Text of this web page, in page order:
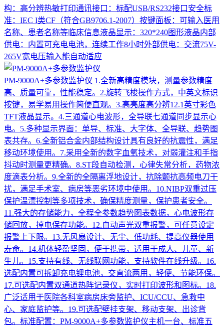
构：高分辨热敏打印通讯接口：标配USB/RS232接口安全标
准：IEC I类CF（符合GB9706.1-2007）按键面板：可输入医用
名称、患者名称等临床信息液晶显示：320*240图形液晶内部
供电：内置可充电电池，连续工作8小时外部供电：交流75V-
265V宽电压输入能自动适应
PM-9000A+多参数监护仪 1.全新高精度模块，测量参数精度
高、质量可靠，性能稳定。2.旋转飞梭操作方式，中英文标识
按键，易学易用操作简便直观。3.高亮度高分辨12.1英寸彩色
TFT液晶显示。4.三通道心电波形，全导联七通道同步显示心
电。5.多种显示界面：单导、标准、大字体、全导联、趋势图
表共存。6.全新铝合金内部结构设计具有良好的抗震性，满足
移动环境使用。7.采用全新的数字血氧技术，对弱灌注和手指
抖动时测量更精确。8.ST段自动检测，心律失常分析，药物浓
度滴表分析。9.全新的全隔离浮地设计，抗除颤抗高频电刀干
扰，满足手术室、病房等恶劣环境中使用。10.NIBP双重过压
保护温漂控制等多项技术，确保精度测量，保护患者安全。
11.强大的存储能力，全程全参数趋势图表数据，心电波形存
储回放，掉电保存功能。12.自动声光双重报警，可任意设定
报警上下限。13.无风扇设计、无尘、低功耗、提高仪器使用
寿命。14.机体轻盈坚固，便于携带，适用于成人、儿童、新
生儿。15.支持有线、无线联网功能，支持软件在线升级。16.
选配内置可拆卸充电锂电池，交直流两用，轻便、节能环保。
17.可选配内置双通道热阵记录仪，实时打印波形和图标。18.
广泛适用于医院各科室病房床旁监护、ICU/CCU、急救中
心、家庭监护等。19.可选配壁挂支架、移动支架、出诊背
包。标准配置：PM-9000A+多参数监护仪主机一台、标准五